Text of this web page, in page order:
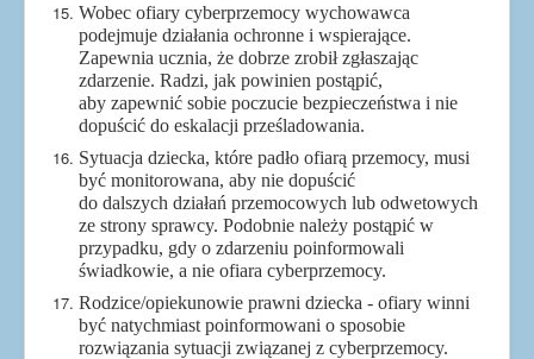
Wobec ofiary cyberprzemocy wychowawca
podejmuje działania ochronne i wspierające.
Zapewnia ucznia, że dobrze zrobił zgłaszając
zdarzenie. Radzi, jak powinien postąpić,
aby zapewnić sobie poczucie bezpieczeństwa i nie
dopuścić do eskalacji prześladowania.
Sytuacja dziecka, które padło ofiarą przemocy, musi
być monitorowana, aby nie dopuścić
do dalszych działań przemocowych lub odwetowych
ze strony sprawcy. Podobnie należy postąpić w
przypadku, gdy o zdarzeniu poinformowali
świadkowie, a nie ofiara cyberprzemocy.
Rodzice/opiekunowie prawni dziecka - ofiary winni
być natychmiast poinformowani o sposobie
rozwiązania sytuacji związanej z cyberprzemocy.